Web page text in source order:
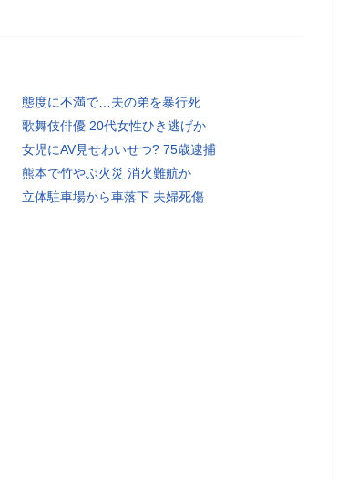
態度に不満で…夫の弟を暴行死
歌舞伎俳優 20代女性ひき逃げか
女児にAV見せわいせつ? 75歳逮捕
熊本で竹やぶ火災 消火難航か
立体駐車場から車落下 夫婦死傷